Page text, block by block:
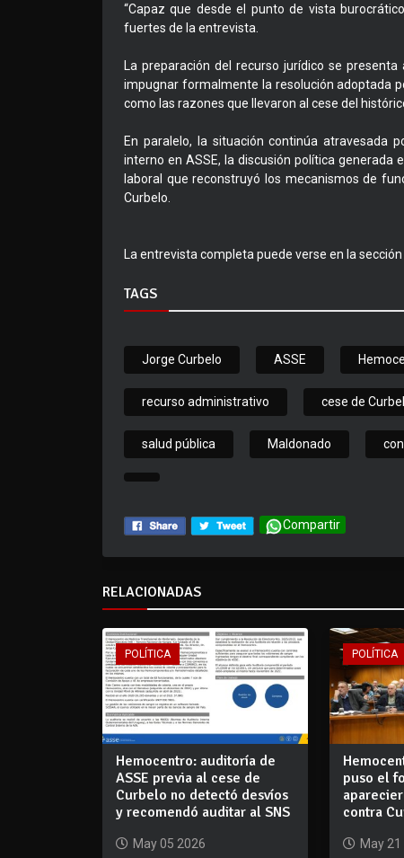
“Capaz que desde el punto de vista
fuertes de la entrevista.
La preparación del recurso jurídico se
impugnar formalmente la resolución adoptada
como las razones que llevaron al cese del
En paralelo, la situación continúa atravesada
interno en ASSE, la discusión política generada
laboral que reconstruyó los mecanismos de
Curbelo.
La entrevista completa puede verse en la
TAGS
Jorge Curbelo ASSE
recurso administrativo cese de
salud pública Maldonado
Compartir
RELACIONADAS
POLÍTICA
Hemocentro: auditoría de
ASSE previa al cese de
Curbelo no detectó desvíos
y recomendó auditar al SNS
May 05 2026
POLÍTICA
puso el
contra
May